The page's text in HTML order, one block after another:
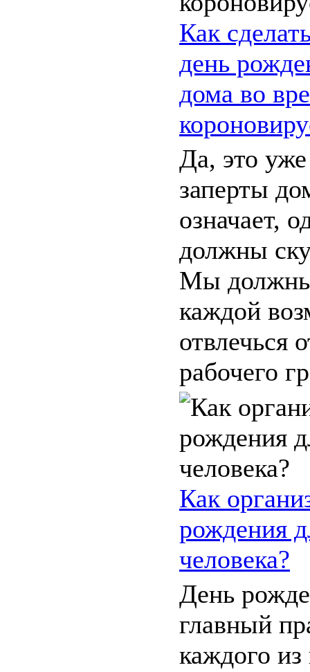
Как
день
дома во
Да, это
заперты
означает,
должны
Мы должны
каждой
отвлечься
рабочего
Как
рождения
человека?
День
главный
каждого